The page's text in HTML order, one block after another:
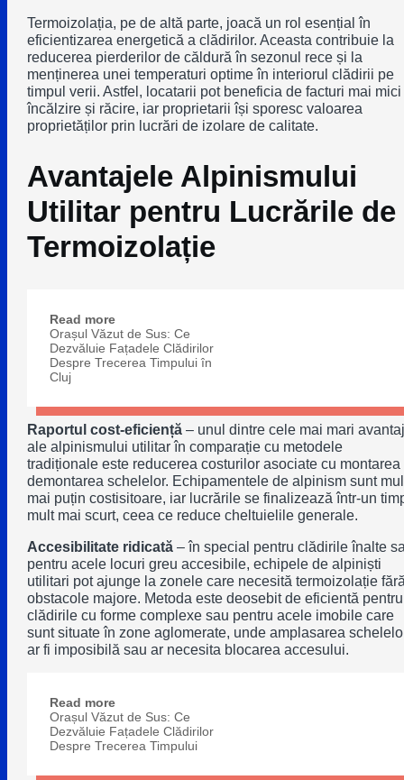
Termoizolația, pe de altă parte, joacă un rol esențial în
eficientizarea energetică a clădirilor. Aceasta contribuie la
reducerea pierderilor de căldură în sezonul rece și la
menținerea unei temperaturi optime în interiorul clădirii pe
timpul verii. Astfel, locatarii pot beneficia de facturi mai mici
încălzire și răcire, iar proprietarii își sporesc valoarea
proprietăților prin lucrări de izolare de calitate.
Avantajele Alpinismului
Utilitar pentru Lucrările de
Termoizolație
Read more
Orașul Văzut de Sus: Ce
Dezvăluie Fațadele Clădirilor
Despre Trecerea Timpului în
Cluj
Raportul cost-eficiență– unul dintre cele mai mari
ale alpinismului utilitar în comparație cu metodele
tradiționale este reducerea costurilor asociate cu montarea
demontarea schelelor. Echipamentele de alpinism sunt
mai puțin costisitoare, iar lucrările se finalizează într-un
mult mai scurt, ceea ce reduce cheltuielile generale.
Accesibilitate ridicată– în special pentru clădirile înalte
pentru acele locuri greu accesibile, echipele de alpiniști
utilitari pot ajunge la zonele care necesită termoizolație
obstacole majore. Metoda este deosebit de eficientă pentru
clădirile cu forme complexe sau pentru acele imobile care
sunt situate în zone aglomerate, unde amplasarea
ar fi imposibilă sau ar necesita blocarea accesului.
Read more
Orașul Văzut de Sus: Ce
Dezvăluie Fațadele Clădirilor
Despre Trecerea Timpului